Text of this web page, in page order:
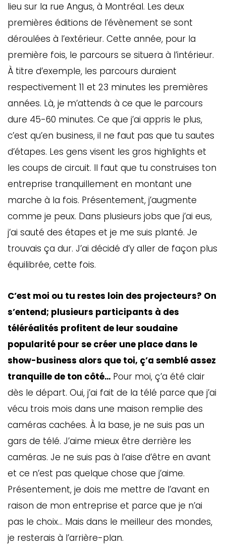
lieu sur la rue Angus, à Montréal. Les deux
premières éditions de l’évènement se sont
déroulées à l’extérieur. Cette année, pour la
première fois, le parcours se situera à l’intérieur.
À titre d’exemple, les parcours duraient
respectivement 11 et 23 minutes les premières
années. Là, je m’attends à ce que le parcours
dure 45-60 minutes. Ce que j’ai appris le plus,
c’est qu’en business, il ne faut pas que tu sautes
d’étapes. Les gens visent les gros highlights et
les coups de circuit. Il faut que tu construises ton
entreprise tranquillement en montant une
marche à la fois. Présentement, j’augmente
comme je peux. Dans plusieurs jobs que j’ai eus,
j’ai sauté des étapes et je me suis planté. Je
trouvais ça dur. J’ai décidé d’y aller de façon plus
équilibrée, cette fois.
C’est moi ou tu restes loin des projecteurs? On
s’entend; plusieurs participants à des
téléréalités profitent de leur soudaine
popularité pour se créer une place dans le
show-business alors que toi, ç’a semblé assez
tranquille de ton côté… Pour moi, ç’a été clair
dès le départ. Oui, j’ai fait de la télé parce que j’ai
vécu trois mois dans une maison remplie des
caméras cachées. À la base, je ne suis pas un
gars de télé. J’aime mieux être derrière les
caméras. Je ne suis pas à l’aise d’être en avant
et ce n’est pas quelque chose que j’aime.
Présentement, je dois me mettre de l’avant en
raison de mon entreprise et parce que je n’ai
pas le choix… Mais dans le meilleur des mondes,
je resterais à l’arrière-plan.